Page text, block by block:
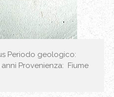
Periodo geologico:
Provenienza: Fiume